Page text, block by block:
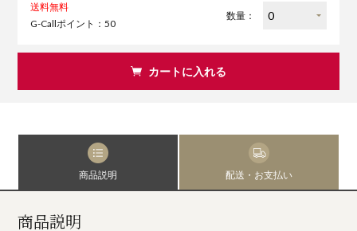
送料無料
G-Callポイント：50
数量：
カートに入れる
商品説明 配送・お支払い
商品説明